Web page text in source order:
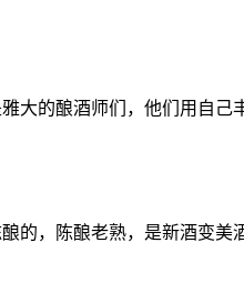
大的酿酒师们，他们用自己
的，陈酿老熟，是新酒变美